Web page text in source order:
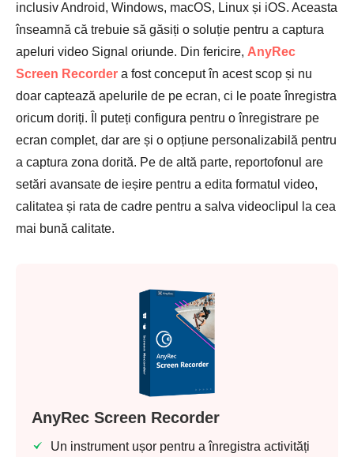
inclusiv Android, Windows, macOS, Linux și iOS. Aceasta
înseamnă că trebuie să găsiți o soluție pentru a captura
apeluri video Signal oriunde. Din fericire, AnyRec
Screen Recorder a fost conceput în acest scop și nu
doar captează apelurile de pe ecran, ci le poate înregistra
oricum doriți. Îl puteți configura pentru o înregistrare pe
ecran complet, dar are și o opțiune personalizabilă pentru
a captura zona dorită. Pe de altă parte, reportofonul are
setări avansate de ieșire pentru a edita formatul video,
calitatea și rata de cadre pentru a salva videoclipul la cea
mai bună calitate.
AnyRec Screen Recorder
Un instrument ușor pentru a înregistra activități